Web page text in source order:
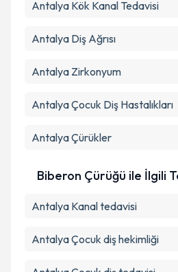
Antalya Kök Kanal Tedavisi
Antalya Diş Ağrısı
Antalya Zirkonyum
Antalya Çocuk Diş Hastalıkları
Antalya Çürükler
Biberon Çürüğü ile İlgili
Antalya Kanal tedavisi
Antalya Çocuk diş hekimliği